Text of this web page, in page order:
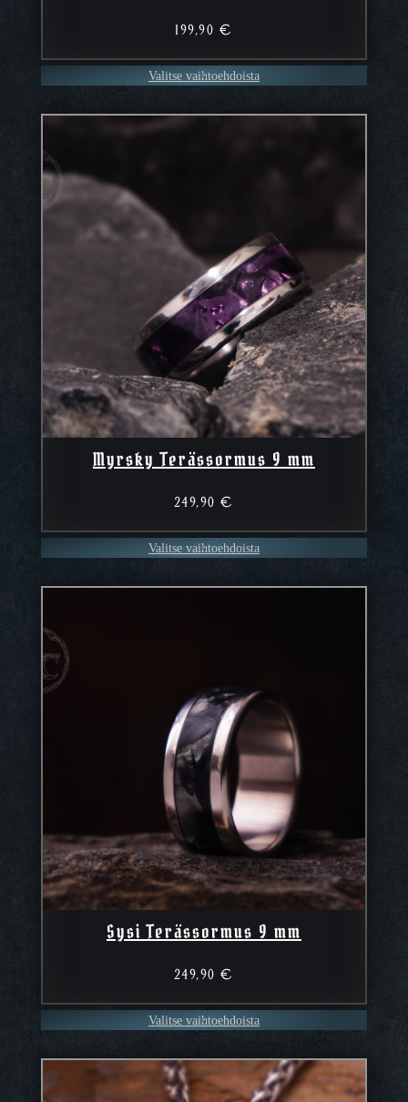
199,90 €
Valitse vaihtoehdoista
Myrsky Terässormus 9 mm
249,90€
Valitse vaihtoehdoista
Sysi Terässormus 9 mm
249,90€
Valitse vaihtoehdoista